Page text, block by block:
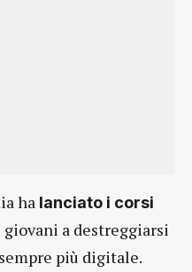
ha lanciato i corsi
a destreggiarsi
più digitale.